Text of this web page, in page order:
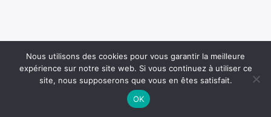
Nous utilisons des cookies pour vous garantir la meilleure
expérience sur notre site web. Si vous continuez à utiliser ce
site, nous supposerons que vous en êtes satisfait.
OK